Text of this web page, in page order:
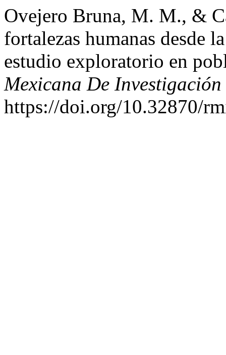
Ovejero Bruna, M. M., &
fortalezas humanas desde
estudio exploratorio en
Mexicana De
https://doi.org/10.32870/